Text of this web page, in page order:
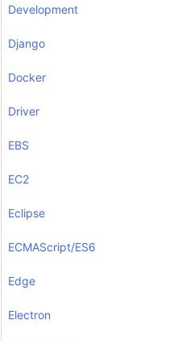
Development
Django
Docker
Driver
EBS
EC2
Eclipse
ECMAScript/ES6
Edge
Electron